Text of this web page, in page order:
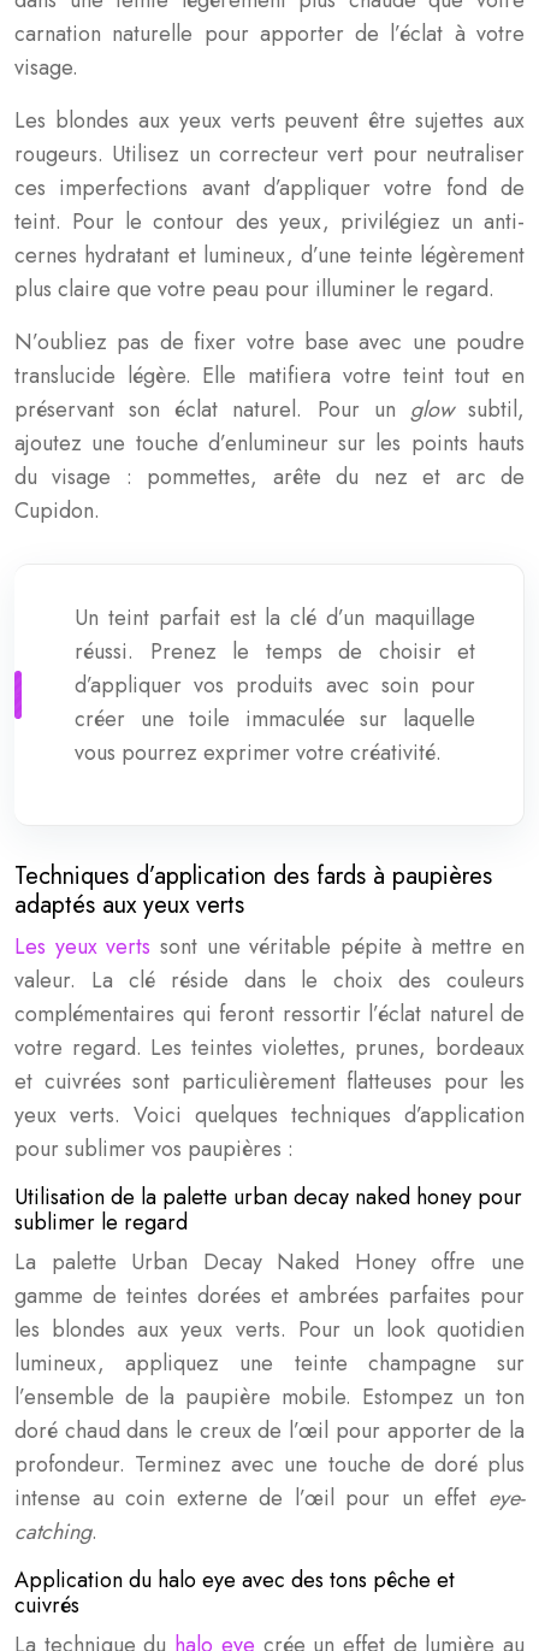
carnation naturelle pour apporter de l’éclat à votre
visage.
Les blondes aux yeux verts peuvent être sujettes aux
rougeurs. Utilisez un correcteur vert pour neutraliser
ces imperfections avant d’appliquer votre fond de
teint. Pour le contour des yeux, privilégiez un anti-
cernes hydratant et lumineux, d’une teinte légèrement
plus claire que votre peau pour illuminer le regard.
N’oubliez pas de fixer votre base avec une poudre
translucide légère. Elle matifiera votre teint tout en
préservant son éclat naturel. Pour un glowsubtil,
ajoutez une touche d’enlumineur sur les points hauts
du visage : pommettes, arête du nez et arc de
Cupidon.
Un teint parfait est la clé d’un maquillage
réussi. Prenez le temps de choisir et
d’appliquer vos produits avec soin pour
créer une toile immaculée sur laquelle
vous pourrez exprimer votre créativité.
Techniques d’application des fards à paupières
adaptés aux yeux verts
Les yeux verts sont une véritable pépite à mettre en
valeur. La clé réside dans le choix des couleurs
complémentaires qui feront ressortir l’éclat naturel de
votre regard. Les teintes violettes, prunes, bordeaux
et cuivrées sont particulièrement flatteuses pour les
yeux verts. Voici quelques techniques d’application
pour sublimer vos paupières :
Utilisation de la palette urban decay naked honey pour
sublimer le regard
La palette Urban Decay Naked Honey offre une
gamme de teintes dorées et ambrées parfaites pour
les blondes aux yeux verts. Pour un look quotidien
lumineux, appliquez une teinte champagne sur
l’ensemble de la paupière mobile. Estompez un ton
doré chaud dans le creux de l’œil pour apporter de la
profondeur. Terminez avec une touche de doré plus
intense au coin externe de l’œil pour un effet eye-
catching.
Application du halo eye avec des tons pêche et
cuivrés